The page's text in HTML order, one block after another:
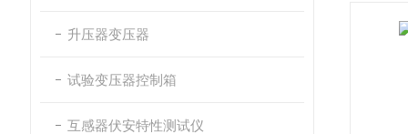
升压器变压器
试验变压器控制箱
互感器伏安特性测试仪